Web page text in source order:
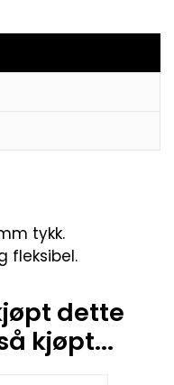
tykk.
fleksibel.
dette
kjøpt...